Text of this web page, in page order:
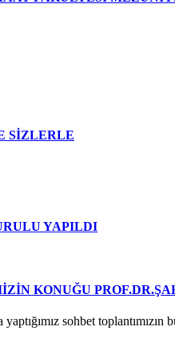
SİZLERLE
YAPILDI
KONUĞU
yaptığımız sohbet